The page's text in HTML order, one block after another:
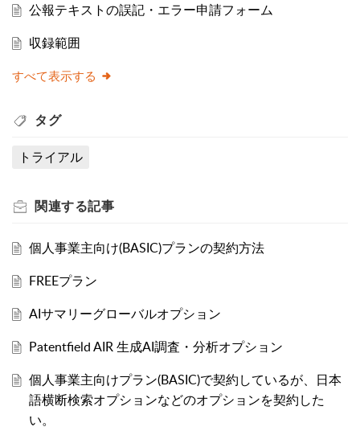
公報テキストの誤記・エラー申請フォーム
収録範囲
すべて表示する
タグ
トライアル
関連する記事
個人事業主向け(BASIC)プランの契約方法
FREEプラン
AIサマリーグローバルオプション
Patentfield AIR 生成AI調査・分析オプション
個人事業主向けプラン(BASIC)で契約しているが、日本
語横断検索オプションなどのオプションを契約した
い。